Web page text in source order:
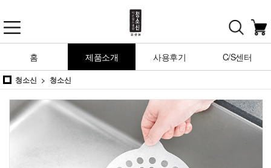
홈 제품소개 사용후기 C/S센터
청소신 청소신